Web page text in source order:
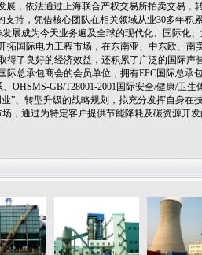
展，依法通过上海联合产权交易所拍卖交易
支持，凭借核心团队在相关领域从业30多年
展成为今天业务遍及全球的现代化、国际化
拓国际电力工程市场，在东南亚、中东欧、
得了良好的经济效益，还积累了广泛的国际
际总承包商会的会员单位，拥有EPC国际总
、OHSMS-GB/T28001-2001国际安全/健康/卫
”、转型升级的战略规划，拟充分发挥自身
，通过为特定客户提供节能降耗及碳资源开